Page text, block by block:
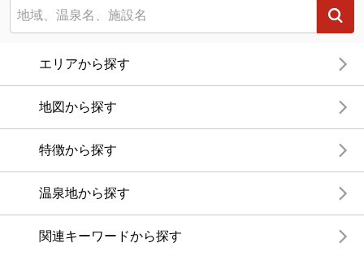
エリアから探す
地図から探す
特徴から探す
温泉地から探す
関連キーワードから探す